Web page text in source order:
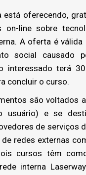
está oferecendo,
on-line sobre
A oferta é
social causado
interessado terá
concluir o curso.
são voltados
usuário) e se
de serviços
redes externas
cursos têm
interna